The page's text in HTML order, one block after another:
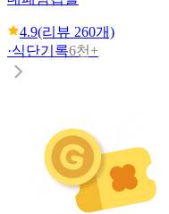
4.9(리뷰 260개)
·식단기록6천+